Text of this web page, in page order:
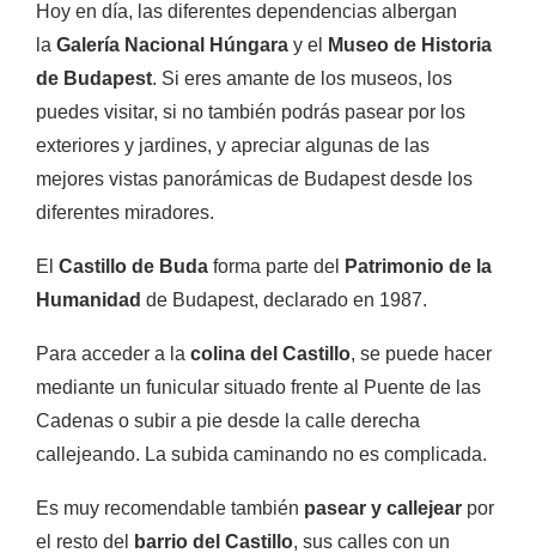
Hoy en día, las diferentes dependencias albergan
la Galería Nacional Húngara y el
Museo de Historia
de Budapest. Si eres amante de los museos, los
puedes visitar, si no también podrás pasear por los
exteriores y jardines, y apreciar algunas de las
mejores vistas panorámicas de Budapest desde los
diferentes miradores.
El Castillo de Buda forma parte del
Patrimonio de la
Humanidad de Budapest, declarado en 1987.
Para acceder a la colina del Castillo, se puede hacer
mediante un funicular situado frente al Puente de las
Cadenas o subir a pie desde la calle derecha
callejeando. La subida caminando no es complicada.
Es muy recomendable también pasear y callejear por
el resto del
barrio del Castillo, sus calles con un